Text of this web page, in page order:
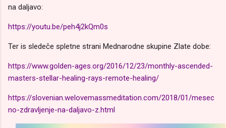
na daljavo:
https://youtu.be/peh4j2kQm0s
Ter is sledeče spletne strani Mednarodne skupine Zlate dobe:
https://www.golden-ages.org/2016/12/23/monthly-ascended-
masters-stellar-healing-rays-remote-healing/
https://slovenian.welovemassmeditation.com/2018/01/mesec
no-zdravljenje-na-daljavo-z.html